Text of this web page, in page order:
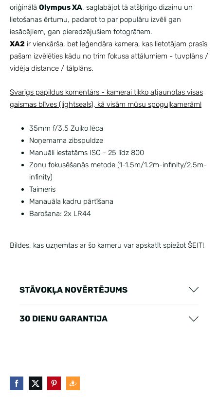
oriģinālā Olympus XA, saglabājot tā atšķirīgo dizainu un
lietošanas ērtumu, padarot to par populāru izvēli gan
iesācējiem, gan pieredzējušiem fotogrāfiem.
XA2 ir vienkārša, bet leģendāra kamera, kas lietotājam prasīs
pašam izvēlēties kādu no trim fokusa attālumiem - tuvplāns /
vidēja distance / tālplāns.
Svarīgs papildus komentārs - kamerai tikko atjaunotas visas
gaismas blīves (lightseals), kā visām mūsu spoguļkamerām!
35mm f/3.5 Zuiko lēca
Noņemama zibspuldze
Manuāli iestatāms ISO - 25 līdz 800
Zonu fokusēšanās metode (1-1.5m/1.2m-infinity/2.5m-
infinity)
Taimeris
Manauāla kadru pārtīšana
Barošana: 2x LR44
Bildes, kas uzņemtas ar šo kameru var apskatīt spiežot ŠEIT!
STĀVOKĻA NOVĒRTĒJUMS
30 DIENU GARANTIJA